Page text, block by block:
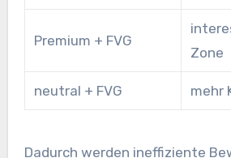
Premium + FVG
Zone
neutral + FVG mehr
Dadurch werden ineffiziente